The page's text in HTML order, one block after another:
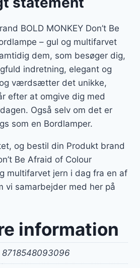
BOLD MONKEY Don’t Be
– gul og multifarvet
dem, som besøger dig,
indretning, elegant og
værdsætter det unikke,
efter at omgive dig med
Også selv om det er
som en Bordlamper.
og bestil din Produkt brand
Be Afraid of Colour
multifarvet jern i dag fra en af
vi samarbejder med her på
information
8718548093096